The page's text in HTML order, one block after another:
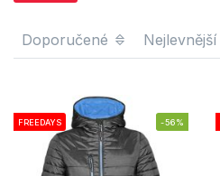
Doporučené Nejlevnější
FREEDAYS -56%